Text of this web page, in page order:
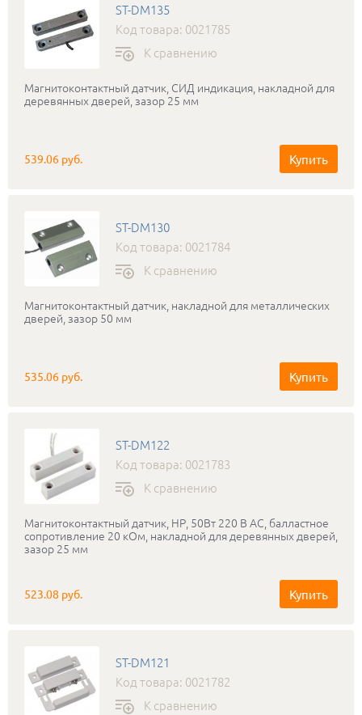
ST-DM135
Код товара: 0021785
К сравнению
Магнитоконтактный датчик, СИД индикация, накладной для
деревянных дверей, зазор 25 мм
539.06 руб. Купить
ST-DM130
Код товара: 0021784
К сравнению
Магнитоконтактный датчик, накладной для металлических
дверей, зазор 50 мм
535.06 руб. Купить
ST-DM122
Код товара: 0021783
К сравнению
Магнитоконтактный датчик, НР, 50Вт 220 В АС, балластное
сопротивление 20 кОм, накладной для деревянных дверей,
зазор 25 мм
523.08 руб. Купить
ST-DM121
Код товара: 0021782
К сравнению